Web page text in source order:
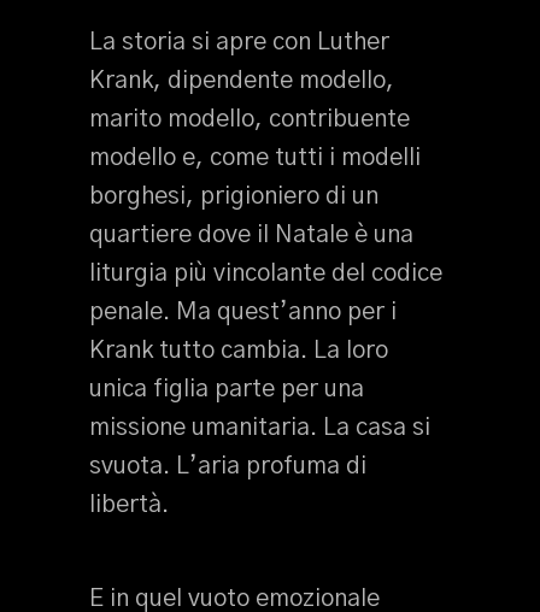
La storia si apre con Luther
Krank, dipendente modello,
marito modello, contribuente
modello e, come tutti i modelli
borghesi, prigioniero di un
quartiere dove il Natale è una
liturgia più vincolante del codice
penale. Ma quest’anno per i
Krank tutto cambia. La loro
unica figlia parte per una
missione umanitaria. La casa si
svuota. L’aria profuma di
libertà.
E in quel vuoto emozionale